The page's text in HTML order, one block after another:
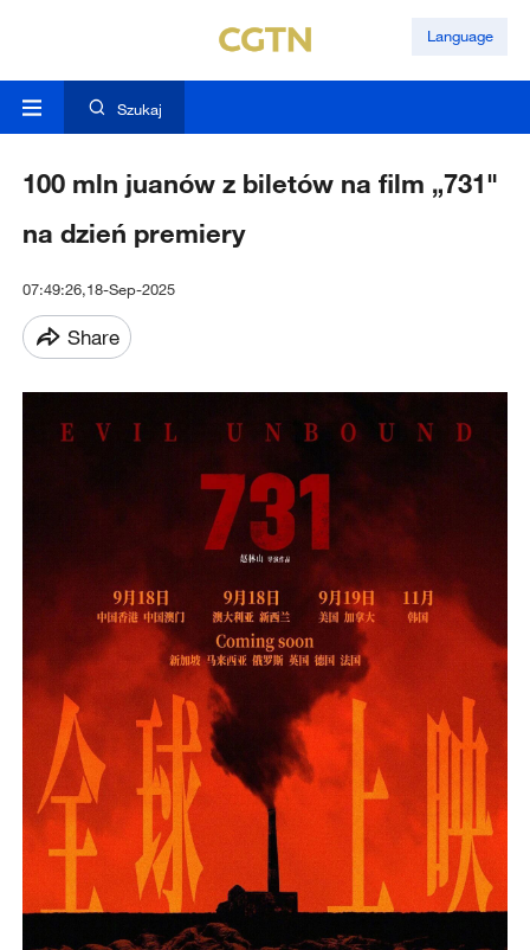
Language
Szukaj
100 mln juanów z biletów na film „731"
na dzień premiery
07:49:26,18-Sep-2025
Share